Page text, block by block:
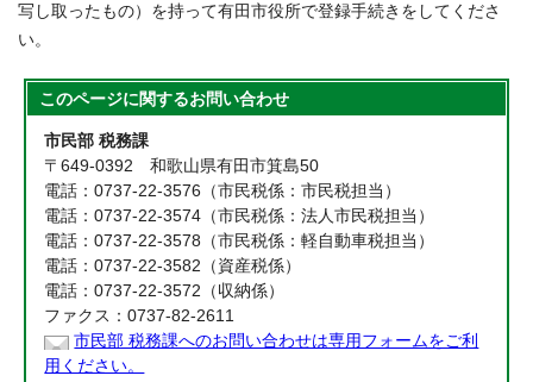
写し取ったもの）を持って有田市役所で登録手続きをしてくださ
い。
このページに関するお問い合わせ
市民部 税務課
〒649-0392 和歌山県有田市箕島50
電話：0737-22-3576（市民税係：市民税担当）
電話：0737-22-3574（市民税係：法人市民税担当）
電話：0737-22-3578（市民税係：軽自動車税担当）
電話：0737-22-3582（資産税係）
電話：0737-22-3572（収納係）
ファクス：0737-82-2611
市民部 税務課へのお問い合わせは専用フォームをご利
用ください。